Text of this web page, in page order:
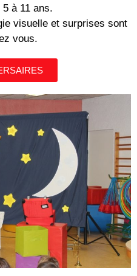
à 11 ans.
visuelle et surprises sont
vous.